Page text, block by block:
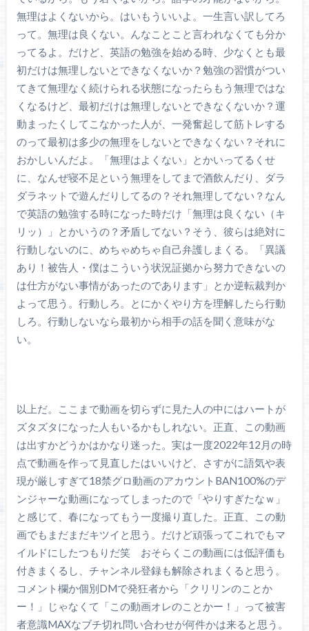
無理はよくないから。はいもういいよ。一生言い訳してろ
って。無理は良くない。んなことこと言われなくても分か
ってるよ。だけど、英語の勉強を始める時、少なくとも最
初だけは無理しないとできなくないか？勉強の習慣がつい
てきて無理なく続けられる状態になったらもう無理ではな
くなるけど、最初だけは無理しないとできなくないか？運
動まったくしてこなかった人が、一発奮起して筋トレする
のって最初は多少の無理をしないとできなくない？それに
おかしいんだよ。「無理はよくない」とかいってるくせ
に、なんぜ寝不足という無理をしてまで酒飲んだり、ダラ
ダラネットで遊んだりしてるの？それ無理してない？なん
で英語の勉強する時になった時だけ「無理は良くない（キ
リッ）」とかいうの？矛盾してない？そう、彼らは絶対に
行動しないのに、めちゃめちゃ自己弁護しまくる。「異議
あり！被告人・僕はこういう状況証拠から努力できないの
は仕方がない事情があったのであります」とか逆転裁判か
よって思う。行動しろ。とにかくやり方を理解したら行動
しろ。行動しないなら最初から相手の話を聞く意味がな
い。
以上だ。ここまで動画を切らずに見た人の中にはハートが
ズタズタになった人もいるかもしれない。正直、この動画
は出すかどうかはかなり迷った。実は一度2022年12月の時
点で動画を作って見直したはいいけど、さすがに語気や表
現が厳しすぎて18禁グロ動画のアカウントBAN100%のデ
ンジャーな動画になってしまったので「やりすぎたなｗ」
と感じて、春になってもう一度撮り直した。正直、この動
画でもまだまだキツイと思う。だけど頑張ってこれでもマ
イルドにしたつもりだ笑 おそらくこの動画には低評価も
付きまくるし、チャンネル登録も解除されまくると思う。
コメント欄か個別DMで発狂者から「クリリンのことか
ー！」じゃなくて「この動画オレのことかー！」って被害
者意識MAXなブチ切れ問い合わせが何件かは来ると思う。